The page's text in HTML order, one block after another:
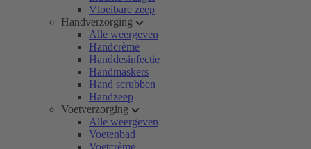
Vloeibare zeep
Handverzorging
Alle weergeven
Handcrème
Handdesinfectie
Handmaskers
Hand scrubben
Handzeep
Voetverzorging
Alle weergeven
Voetenbad
Voetcrème